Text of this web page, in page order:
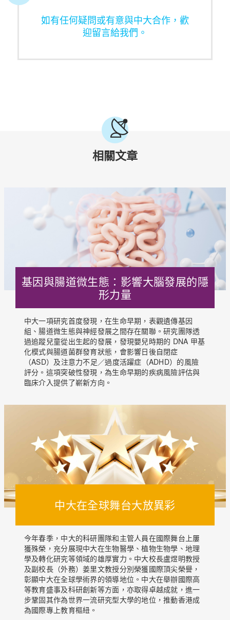
如有任何疑問或有意與中大合作，歡
迎留言給我們。
相關文章
基因與腸道微生態：影響大腦發展的隱
形力量
中大一項研究首度發現，在生命早期，表觀遺傳基因
組、腸道微生態與神經發展之間存在關聯。研究團隊透
過追蹤兒童從出生起的發展，發現嬰兒時期的 DNA 甲基
化模式與腸道菌群發育狀態，會影響日後自閉症
（ASD）及注意力不足／過度活躍症（ADHD）的風險
評分。這項突破性發現，為生命早期的疾病風險評估與
臨床介入提供了嶄新方向。
中大在全球舞台大放異彩
今年春季，中大的科研團隊和主管人員在國際舞台上屢
獲殊榮，充分展現中大在生物醫學、植物生物學、地理
學及轉化研究等領域的雄厚實力。中大校長盧煜明教授
及副校長（外務）姜里文教授分別榮獲國際頂尖榮譽，
彰顯中大在全球學術界的領導地位。中大在舉辦國際高
等教育盛事及科研創新等方面，亦取得卓越成就，進一
步鞏固其作為世界一流研究型大學的地位，推動香港成
為國際專上教育樞紐。